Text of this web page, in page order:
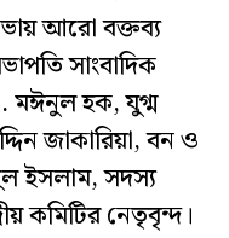
আরো বক্তব্য
সাংবাদিক
মঈনুল হক, যুগ্ম
জাকারিয়া, বন ও
ইসলাম, সদস্য
কমিটির নেতৃবৃন্দ।